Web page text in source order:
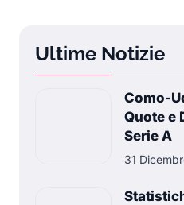
Ultime Notizie
Como-
Quote e
Serie A
31